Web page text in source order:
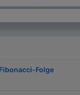
Folge